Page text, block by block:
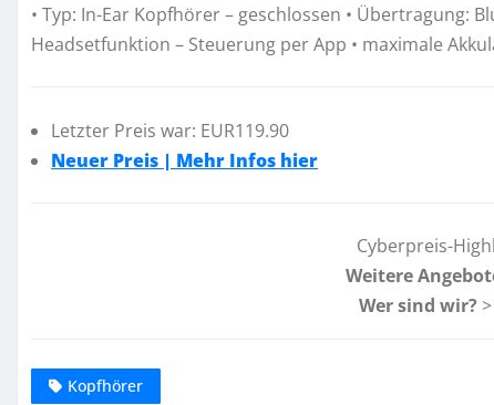
• Typ: In-Ear Kopfhörer – geschlossen • Übertragung:
Headsetfunktion – Steuerung per App • maximale
Letzter Preis war: EUR119.90
Neuer Preis | Mehr Infos hier
Cyberpreis-
Weitere
Wer sind wir? >
Kopfhörer